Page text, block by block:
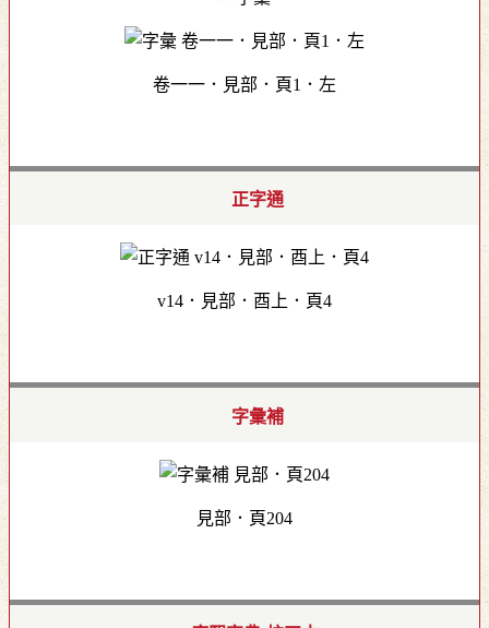
卷一一．見部．頁1．左
正字通
v14．見部．酉上．頁4
字彙補
見部．頁204